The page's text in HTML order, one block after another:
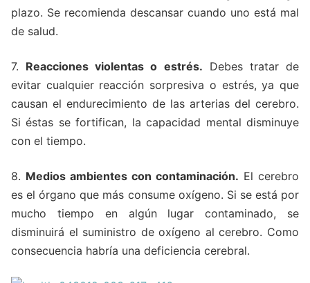
plazo. Se recomienda descansar cuando uno está mal
de salud.
7. Reacciones violentas o estrés. Debes tratar de
evitar cualquier reacción sorpresiva o estrés, ya que
causan el endurecimiento de las arterias del cerebro.
Si éstas se fortifican, la capacidad mental disminuye
con el tiempo.
8. Medios ambientes con contaminación. El cerebro
es el órgano que más consume oxígeno. Si se está por
mucho tiempo en algún lugar contaminado, se
disminuirá el suministro de oxígeno al cerebro. Como
consecuencia habría una deficiencia cerebral.